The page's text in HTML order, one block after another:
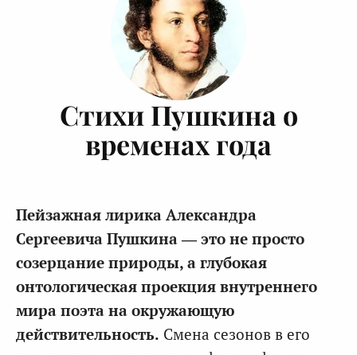
Стихи Пушкина о
временах года
Пейзажная лирика Александра
Сергеевича Пушкина — это не просто
созерцание природы, а глубокая
онтологическая проекция внутреннего
мира поэта на окружающую
действительность. Смена сезонов в его